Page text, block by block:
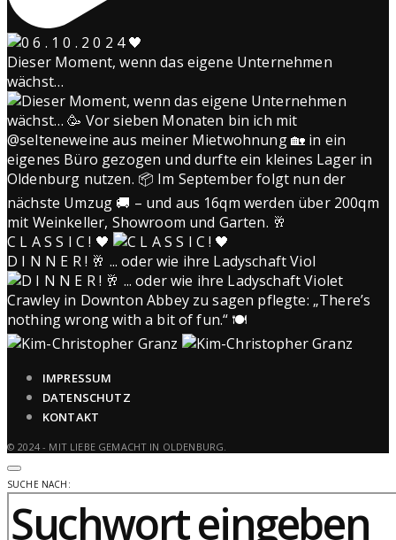
Dieser Moment, wenn das eigene Unternehmen
wächst…
C L A S S I C ! 🖤
D I N N E R ! 🥂 ... oder wie ihre Ladyschaft Viol
IMPRESSUM
DATENSCHUTZ
KONTAKT
© 2024 - MIT LIEBE GEMACHT IN OLDENBURG.
SUCHE NACH: